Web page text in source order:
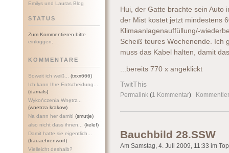
Emilys und Lauras Blog
STATUS
Zum Kommentieren bitte
einloggen
KOMMENTARE
Soweit ich weiß...
(txxx666)
Ich kann Ihre Entscheidung...
(damals)
Wykończenia Wnętrz...
(wnetrza krakow)
Na dann her damit! (smutje)
also nicht dass ihnen...
(kelef)
Damit hatte sie eigentlich...
(frauaehrenwort)
Vielleicht deshalb?
Hui, der Gatte brachte sein Auto
der Mist kostet jetzt mindestens
Klimaanlagenauffüllung/-
Scheiß teures Wochenende. Ich
muss das Kabel halten, damit
...bereits 770 x angeklickt
TwitThis
Permalink (1 Kommentar)
Bauchbild 28.SSW
Am Samstag, 4. Juli 2009, 11:33 im